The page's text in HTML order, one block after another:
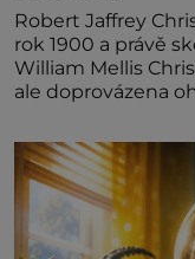
Robert Jaffrey
rok 1900 a právě
William Mellis
ale doprovázena